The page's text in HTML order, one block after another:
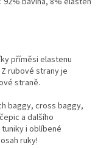
příměsi elastenu
rubové strany je
straně.
baggy, cross baggy,
a dalšího
i oblíbené
ruky!